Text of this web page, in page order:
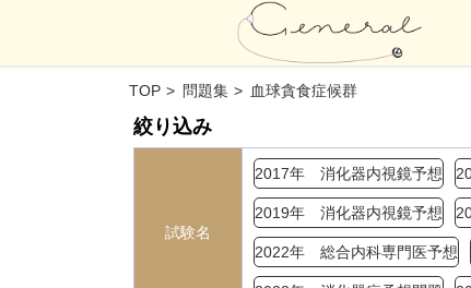
TOP 問題集 血球貪食症候群
絞り込み
試験名
2017年 消化器内視鏡予想
2019年 消化器内視鏡予想
2022年 総合内科専門医予想